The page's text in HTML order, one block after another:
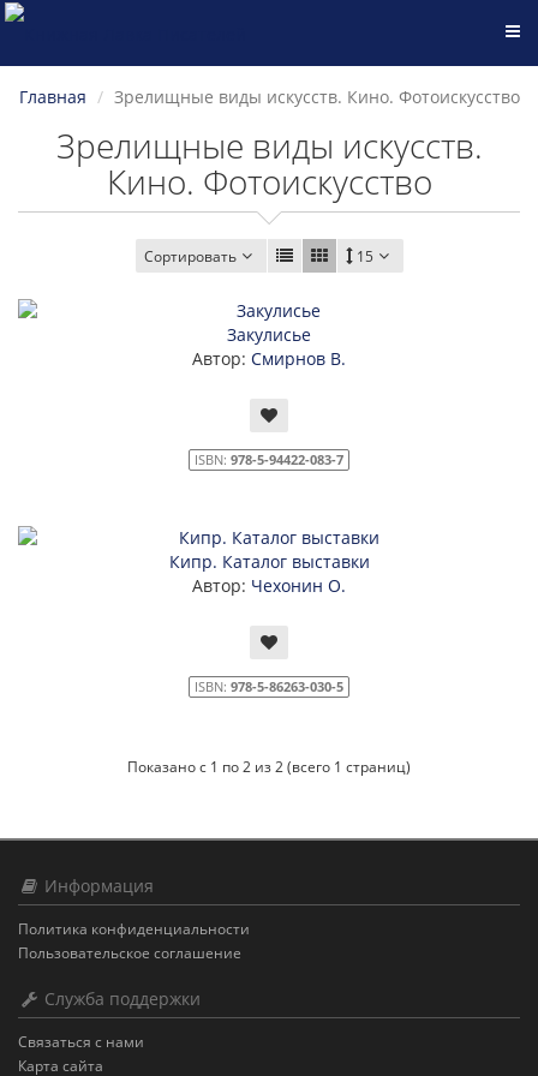
Главная Зрелищные виды искусств. Кино. Фотоискусство
Зрелищные виды искусств.
Кино. Фотоискусство
Сортировать 15
Закулисье
Автор: Смирнов В.
ISBN: 978-5-94422-083-7
Кипр. Каталог выставки
Автор: Чехонин О.
ISBN: 978-5-86263-030-5
Показано с 1 по 2 из 2 (всего 1 страниц)
Информация
Политика конфиденциальности
Пользовательское соглашение
Служба поддержки
Связаться с нами
Карта сайта